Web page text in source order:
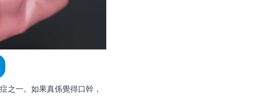
一。如果真係覺得口幹，